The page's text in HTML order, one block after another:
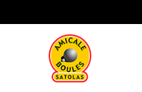
au